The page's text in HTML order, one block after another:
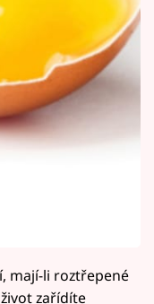
mají-li roztřepené
zařídíte